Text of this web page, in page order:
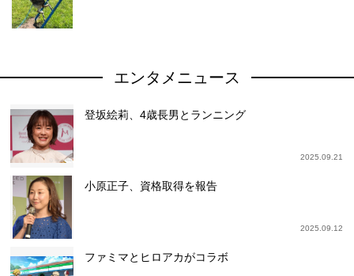
エンタメニュース
登坂絵莉、4歳長男とランニング
2025.09.21
小原正子、資格取得を報告
2025.09.12
ファミマとヒロアカがコラボ